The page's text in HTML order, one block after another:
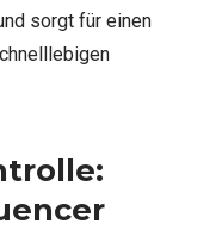
sorgt für einen